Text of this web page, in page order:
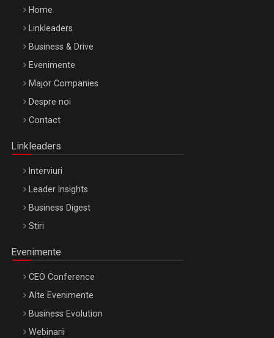
Be Inspired. Make it Happen!, ARTEMIS LETO, ORADEA, 8
Octombrie
Home
Linkleaders
Business & Drive
Evenimente
Major Companies
Despre noi
Contact
Linkleaders
Interviuri
Leader Insights
Business Digest
Stiri
Evenimente
CEO Conference
Alte Evenimente
Business Evolution
Webinarii